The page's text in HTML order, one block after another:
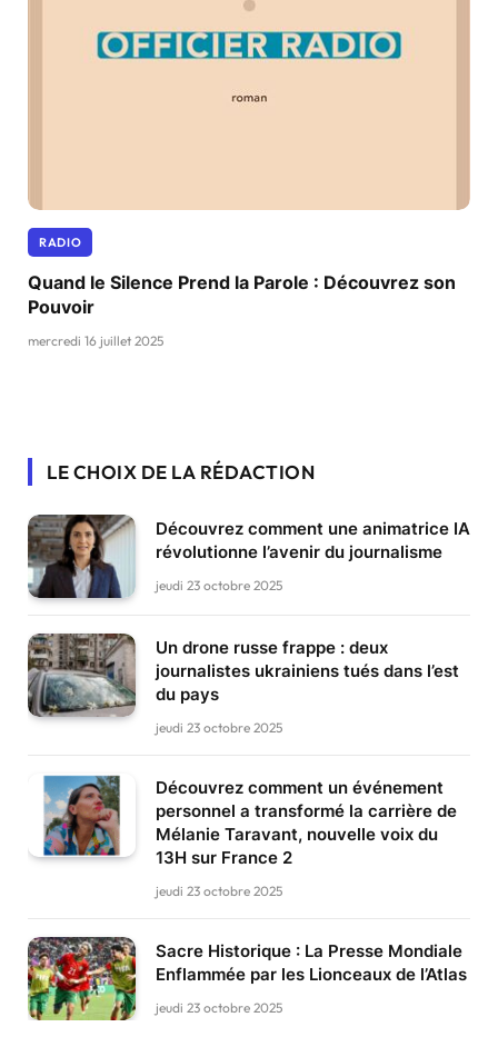
RADIO
Quand le Silence Prend la Parole : Découvrez son
Pouvoir
mercredi 16 juillet 2025
LE CHOIX DE LA RÉDACTION
Découvrez comment une animatrice IA
révolutionne l’avenir du journalisme
jeudi 23 octobre 2025
Un drone russe frappe : deux
journalistes ukrainiens tués dans l’est
du pays
jeudi 23 octobre 2025
Découvrez comment un événement
personnel a transformé la carrière de
Mélanie Taravant, nouvelle voix du
13H sur France 2
jeudi 23 octobre 2025
Sacre Historique : La Presse Mondiale
Enflammée par les Lionceaux de l’Atlas
jeudi 23 octobre 2025